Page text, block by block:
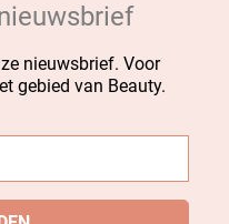
nieuwsbrief. Voor
gebied van Beauty.